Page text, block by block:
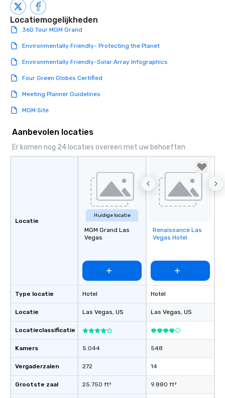
Locatiemogelijkheden
360 Tour MGM Grand
Environmentally Friendly- Protecting the Planet
Environmentally Friendly-Solar Array Infographics
Four Green Globes Certified
Meeting Planner Guidelines
MGM Site
Aanbevolen locaties
Er komen nog 24 locaties overeen met uw behoeften
Locatie
Type locatie
Locatie
Locatieclassificatie
Kamers
Vergaderzalen
Grootste zaal
Huidige locatie
MGM Grand Las
Vegas
Hotel
Las Vegas, US
5.044
272
25.750 ft²
Removed from
favorites
Renaissance Las
Vegas Hotel
Hotel
Las Vegas, US
548
14
9.880 ft²